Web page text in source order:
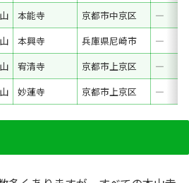
本能寺 京都市中京区
―
本興寺 兵庫県尼崎市
―
宥清寺 京都市上京区
―
妙蓮寺 京都市上京区 ―